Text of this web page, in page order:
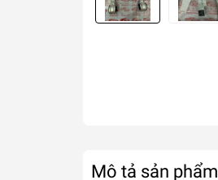
Mô tả sản phẩm